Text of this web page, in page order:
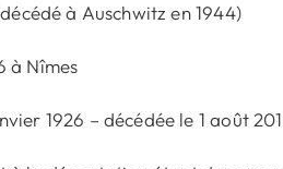
à Auschwitz en 1944)
à Nîmes
1926 – décédée le 1 août